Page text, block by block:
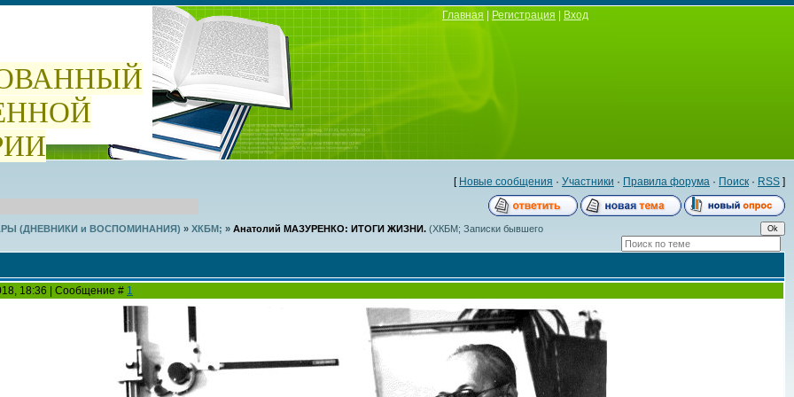
Главная Регистрация Вход
[ Новые сообщения · Участники · Правила форума · Поиск · RSS ]
(ДНЕВНИКИ и ВОСПОМИНАНИЯ) » ХКБМ; » Анатолий МАЗУРЕНКО: ИТОГИ ЖИЗНИ. (ХКБМ; Записки бывшего
18:36 | Сообщение # 1